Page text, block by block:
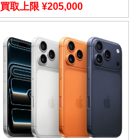
買取上限 ¥205,000